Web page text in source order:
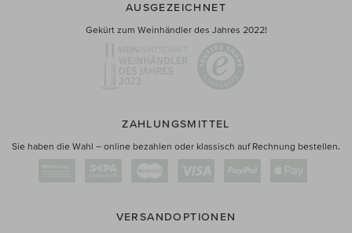
AUSGEZEICHNET
Gekürt zum Weinhändler des Jahres 2022!
ZAHLUNGSMITTEL
Sie haben die Wahl – online bezahlen oder klassisch auf Rechnung bestellen.
VERSANDOPTIONEN